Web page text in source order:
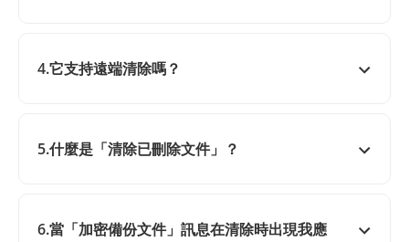
4.它支持遠端清除嗎？
5.什麼是「清除已刪除文件」？
6.當「加密備份文件」訊息在清除時出現我應